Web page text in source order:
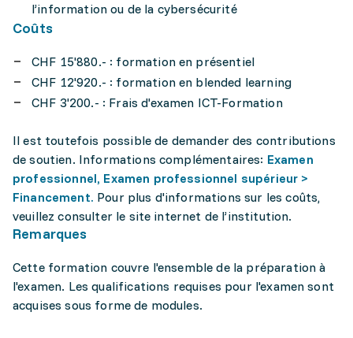
l’information ou de la cybersécurité
Coûts
CHF 15'880.- : formation en présentiel
CHF 12'920.- : formation en blended learning
CHF 3'200.- : Frais d'examen ICT-Formation
Il est toutefois possible de demander des contributions
de soutien. Informations complémentaires: Examen
professionnel, Examen professionnel supérieur >
Financement. Pour plus d'informations sur les coûts,
veuillez consulter le site internet de l’institution.
Remarques
Cette formation couvre l'ensemble de la préparation à
l'examen. Les qualifications requises pour l'examen sont
acquises sous forme de modules.